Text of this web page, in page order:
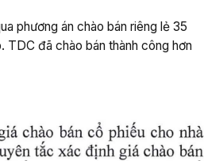
phương án chào bán riêng lẻ 35
đã chào bán thành công hơn